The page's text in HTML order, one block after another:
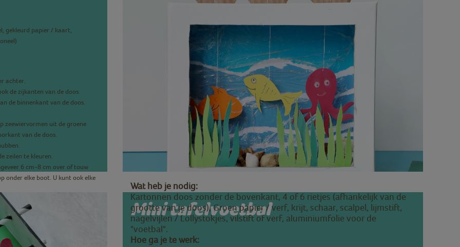
gekleurd papier / kaart,
achter.
de zijkanten van de doos.
de binnenkant van de doos.
zeewiervormen uit de groene
van de doos.
zeilen te kleuren.
6 cm-8 cm over of touw
onder elke boot. U kunt ook elke
Mini tafelvoetbal
Wat heb je nodig:
Kartonnen doos zonder de bovenkant, 4 of 6 rietjes (afhankelijk van de
grootte van je doos), Groen papier / verf, krijt, schaar, scalpel, lijmstift,
nagelvijlen / Lollystokjes, vilstift of verf, aluminiumfolie voor de
"voetbal".
Hoe ga je te werk: